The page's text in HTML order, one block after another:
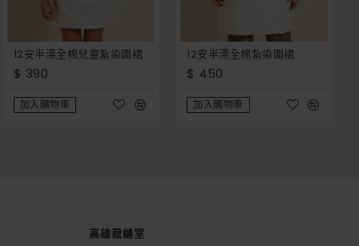
12安半漂全棉兒童紮染圍裙
$ 390
加入購物車
12安半漂全棉紮染圍裙
$ 450
加入購物車
高雄裁縫室